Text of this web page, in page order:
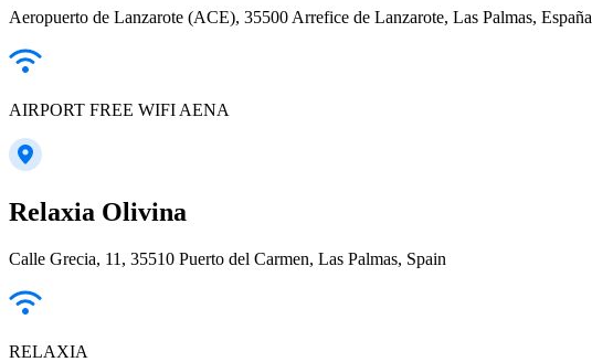
Aeropuerto de Lanzarote (ACE), 35500 Arrefice de Lanzarote, Las Palmas, España
AIRPORT FREE WIFI AENA
Relaxia Olivina
Calle Grecia, 11, 35510 Puerto del Carmen, Las Palmas, Spain
RELAXIA